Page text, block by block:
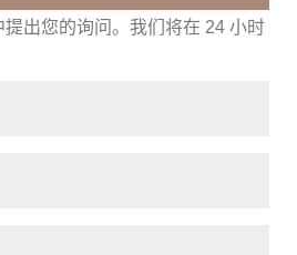
出您的询问。我们将在 24 小时